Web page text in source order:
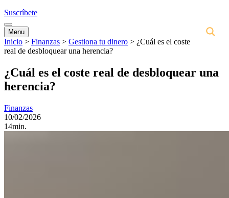
Suscríbete
Menu
Inicio > Finanzas > Gestiona tu dinero > ¿Cuál es el coste
real de desbloquear una herencia?
¿Cuál es el coste real de desbloquear una
herencia?
Finanzas
10/02/2026
14min.